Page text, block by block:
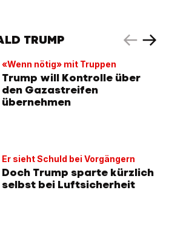
TRUMP
«Wenn nötig» mit Truppen
Trump will Kontrolle über
den Gazastreifen
übernehmen
Er sieht Schuld bei Vorgängern
Doch Trump sparte kürzlich
selbst bei Luftsicherheit